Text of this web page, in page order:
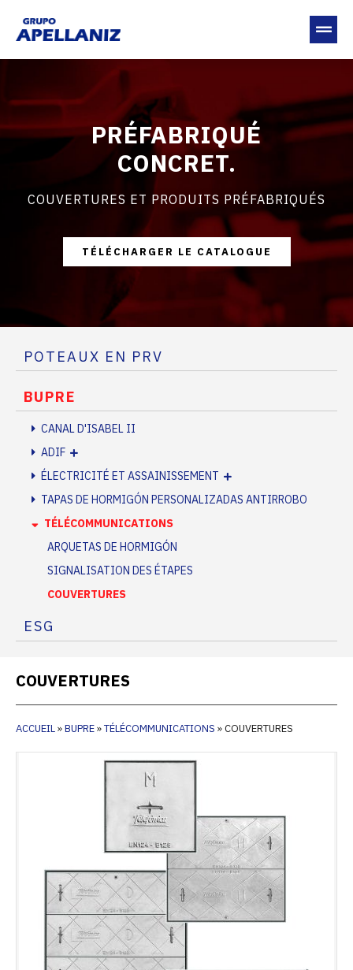
PRÉFABRIQUÉ
CONCRET.
COUVERTURES ET PRODUITS PRÉFABRIQUÉS
TÉLÉCHARGER LE CATALOGUE
POTEAUX EN PRV
BUPRE
CANAL D'ISABEL II
ADIF
ÉLECTRICITÉ ET ASSAINISSEMENT
TAPAS DE HORMIGÓN PERSONALIZADAS ANTIRROBO
TÉLÉCOMMUNICATIONS
ARQUETAS DE HORMIGÓN
SIGNALISATION DES ÉTAPES
COUVERTURES
ESG
COUVERTURES
ACCUEIL»BUPRE»TÉLÉCOMMUNICATIONS »COUVERTURES